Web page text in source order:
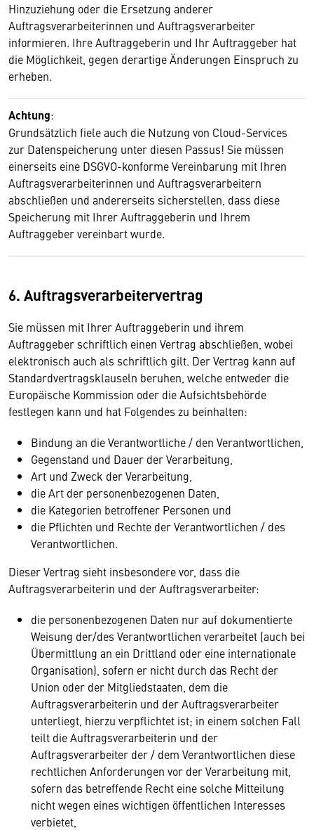
Hinzuziehung oder die Ersetzung anderer
Auftragsverarbeiterinnen und Auftragsverarbeiter
informieren. Ihre Auftraggeberin und Ihr Auftraggeber hat
die Möglichkeit, gegen derartige Änderungen Einspruch zu
erheben.
Achtung:
Grundsätzlich fiele auch die Nutzung von Cloud-Services
zur Datenspeicherung unter diesen Passus! Sie müssen
einerseits eine DSGVO-konforme Vereinbarung mit Ihren
Auftragsverarbeiterinnen und Auftragsverarbeitern
abschließen und andererseits sicherstellen, dass diese
Speicherung mit Ihrer Auftraggeberin und Ihrem
Auftraggeber vereinbart wurde.
6. Auftragsverarbeitervertrag
Sie müssen mit Ihrer Auftraggeberin und ihrem
Auftraggeber schriftlich einen Vertrag abschließen, wobei
elektronisch auch als schriftlich gilt. Der Vertrag kann auf
Standardvertragsklauseln beruhen, welche entweder die
Europäische Kommission oder die Aufsichtsbehörde
festlegen kann und hat Folgendes zu beinhalten:
Bindung an die Verantwortliche / den Verantwortlichen,
Gegenstand und Dauer der Verarbeitung,
Art und Zweck der Verarbeitung,
die Art der personenbezogenen Daten,
die Kategorien betroffener Personen und
die Pflichten und Rechte der Verantwortlichen / des
Verantwortlichen.
Dieser Vertrag sieht insbesondere vor, dass die
Auftragsverarbeiterin und der Auftragsverarbeiter:
die personenbezogenen Daten nur auf dokumentierte
Weisung der/des Verantwortlichen verarbeitet (auch bei
Übermittlung an ein Drittland oder eine internationale
Organisation), sofern er nicht durch das Recht der
Union oder der Mitgliedstaaten, dem die
Auftragsverarbeiterin und der Auftragsverarbeiter
unterliegt, hierzu verpflichtet ist; in einem solchen Fall
teilt die Auftragsverarbeiterin und der
Auftragsverarbeiter der / dem Verantwortlichen diese
rechtlichen Anforderungen vor der Verarbeitung mit,
sofern das betreffende Recht eine solche Mitteilung
nicht wegen eines wichtigen öffentlichen Interesses
verbietet,